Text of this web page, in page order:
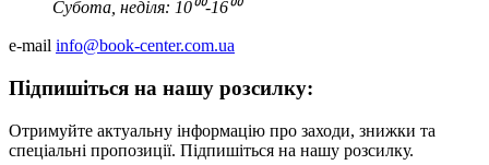
Субота, неділя: 10⁰⁰-16⁰⁰
e-mail info@book-center.com.ua
Підпишіться на нашу розсилку:
Отримуйте актуальну інформацію про заходи, знижки та
спеціальні пропозиції. Підпишіться на нашу розсилку.